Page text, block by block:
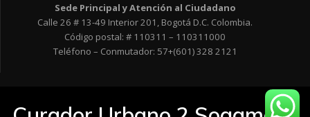
Sede Principal y Atención al Ciudadano
Calle 26 # 13-49 Interior 201, Bogotá D.C. Colombia.
Código postal: # 110311 – 110311000
Teléfono – Conmutador: 57+(601) 328 2121